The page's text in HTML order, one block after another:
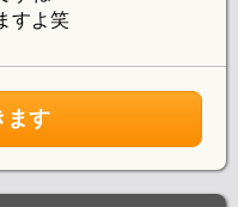
すよ笑
ます